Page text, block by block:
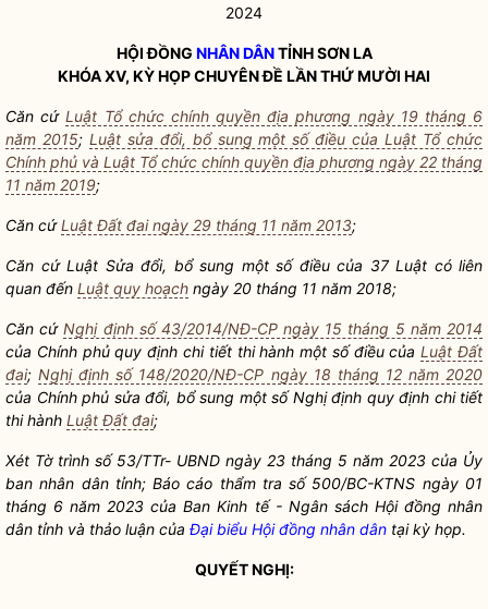
2024
HỘI ĐỒNG NHÂN DÂNTỈNH SƠN LA
KHÓA XV, KỲ HỌP CHUYÊN ĐỀ LẦN THỨ MƯỜI HAI
Căn cứLuật Tổ chức chính quyền địa phương ngày 19 tháng 6
năm 2015; Luật sửa đổi, bổ sung một số điều của Luật Tổ chức
Chính phủ và Luật Tổ chức chính quyền địa phương ngày 22 tháng
11 năm 2019;
Căn cứLuật Đất đai ngày 29 tháng 11 năm 2013;
Căn cứ Luật Sửa đổi, bổ sung một số điều của 37 Luật có liên
quan đến Luật quy hoạch ngày 20 tháng 11 năm 2018;
Căn cứNghị định số 43/2014/NĐ-CP ngày 15 tháng 5 năm 2014
của Chính phủ quy định chi tiết thi hành một số điều củaLuật Đất
đai;Nghị định số 148/2020/NĐ-CP ngày 18 tháng 12 năm 2020
của Chính phủ sửa đổi, bổ sung một số Nghị định quy định chi tiết
thi hành Luật Đất đai;
Xét Tờ trình số 53/TTr- UBND ngày 23 tháng 5 năm 2023 của Ủy
ban nhân dân tỉnh; Báo cáo thẩm tra số 500/BC-KTNS ngày 01
tháng 6 năm 2023 của Ban Kinh tế - Ngân sách Hội đồng nhân
dân tỉnh và thảo luận của Đại biểu Hội đồng nhân dân tại kỳ họp.
QUYẾT NGHỊ: